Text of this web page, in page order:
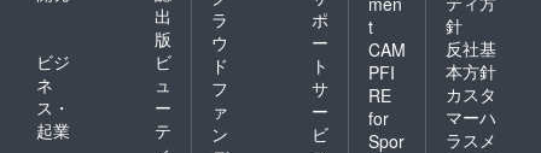
出
版
ビジ
ネ
ス・
起業
ビ
ュ
ー
テ
ラ
ウ
ド
フ
ァ
ン
ポ
ー
ト
サ
ー
ビ
t
CAM
PFI
RE
for
Spor
針
反社基
本方針
カスタ
マーハ
ラスメ